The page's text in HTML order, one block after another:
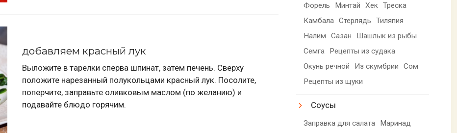
добавляем красный лук
Выложите в тарелки сперва шпинат, затем печень. Сверху
положите нарезанный полукольцами красный лук. Посолите,
поперчите, заправьте оливковым маслом (по желанию) и
подавайте блюдо горячим.
Форель
Минтай Хек Треска
Камбала Стерлядь
Тиляпия
Налим
Сазан
Шашлык из рыбы
Семга
Рецепты из судака
Окунь речной
Из скумбрии
Сом
Рецепты из щуки
Соусы
Заправка для салата
Маринад